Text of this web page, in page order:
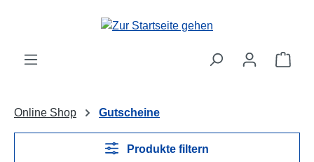
Zum Hauptinhalt springen
Online Shop Gutscheine
Produkte filtern